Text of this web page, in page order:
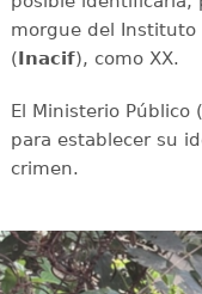
morgue del Instituto
(Inacif), como XX.
El Ministerio Público
para establecer su
crimen.